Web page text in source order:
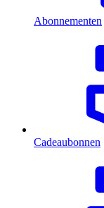
Abonnementen
Cadeaubonnen